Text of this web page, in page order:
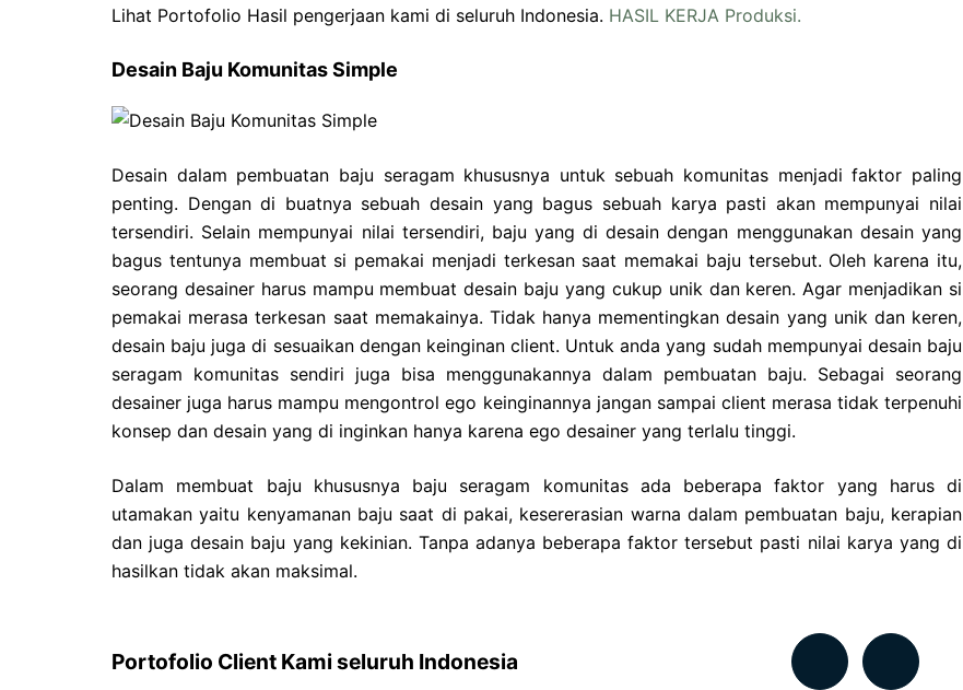
Lihat Portofolio Hasil pengerjaan kami di seluruh Indonesia. HASIL KERJA Produksi.
Desain Baju Komunitas Simple
Desain dalam pembuatan baju seragam khususnya untuk sebuah komunitas menjadi faktor paling
penting. Dengan di buatnya sebuah desain yang bagus sebuah karya pasti akan mempunyai nilai
tersendiri. Selain mempunyai nilai tersendiri, baju yang di desain dengan menggunakan desain yang
bagus tentunya membuat si pemakai menjadi terkesan saat memakai baju tersebut. Oleh karena itu,
seorang desainer harus mampu membuat desain baju yang cukup unik dan keren. Agar menjadikan si
pemakai merasa terkesan saat memakainya. Tidak hanya mementingkan desain yang unik dan keren,
desain baju juga di sesuaikan dengan keinginan client. Untuk anda yang sudah mempunyai desain baju
seragam komunitas sendiri juga bisa menggunakannya dalam pembuatan baju. Sebagai seorang
desainer juga harus mampu mengontrol ego keinginannya jangan sampai client merasa tidak terpenuhi
konsep dan desain yang di inginkan hanya karena ego desainer yang terlalu tinggi.
Dalam membuat baju khususnya baju seragam komunitas ada beberapa faktor yang harus di
utamakan yaitu kenyamanan baju saat di pakai, kesererasian warna dalam pembuatan baju, kerapian
dan juga desain baju yang kekinian. Tanpa adanya beberapa faktor tersebut pasti nilai karya yang di
hasilkan tidak akan maksimal.
Portofolio Client Kami seluruh Indonesia